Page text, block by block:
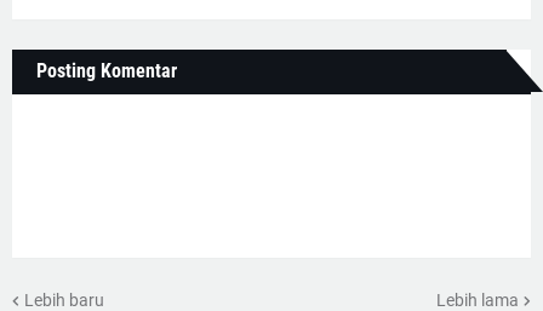
Posting Komentar
Lebih baru Lebih lama